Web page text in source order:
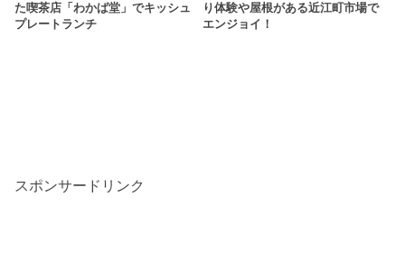
た喫茶店「わかば堂」でキッシュ
プレートランチ
り体験や屋根がある近江町市場で
エンジョイ！
スポンサードリンク